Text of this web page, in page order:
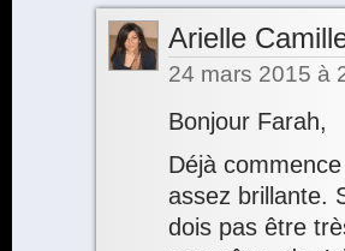
Arielle
24 mars 2015 à
Bonjour Farah,
Déjà
assez brillante.
dois pas être